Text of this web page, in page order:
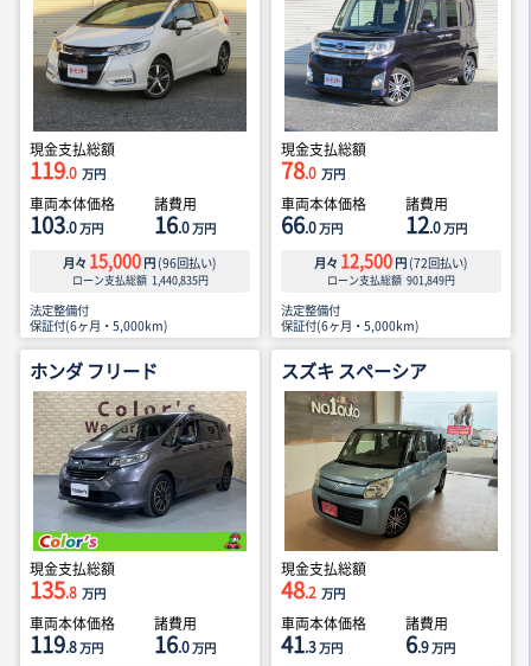
現金支払総額
119.0 万円
車両本体価格
103.0万円
諸費用
16.0万円
月々 15,000 円 (96回払い)
ローン支払総額 1,440,835円
法定整備付
保証付(6ヶ月・5,000km)
現金支払総額
78.0 万円
車両本体価格
66.0万円
諸費用
12.0万円
月々 12,500 円 (72回払い)
ローン支払総額 901,849円
法定整備付
保証付(6ヶ月・5,000km)
ホンダ フリード
現金支払総額
135.8 万円
車両本体価格
119.8万円
諸費用
16.0万円
スズキ スペーシア
現金支払総額
48.2 万円
車両本体価格
41.3万円
諸費用
6.9万円